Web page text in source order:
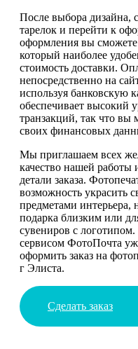
После выбора дизайна,
тарелок и перейти к
оформления вы сможете
который наиболее
стоимость доставки.
непосредственно на
используя банковскую
обеспечивает высокий
транзакций, так что вы
своих финансовых
Мы приглашаем всех
качество нашей работы
детали заказа.
возможность украсить
предметами
подарка близким или
сувениров с
сервисом ФотоПочта
оформить заказ на
г Элиста.
Сделать заказ